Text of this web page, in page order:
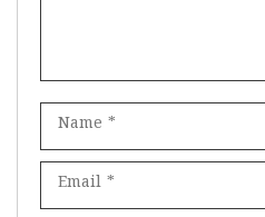
Name
Email